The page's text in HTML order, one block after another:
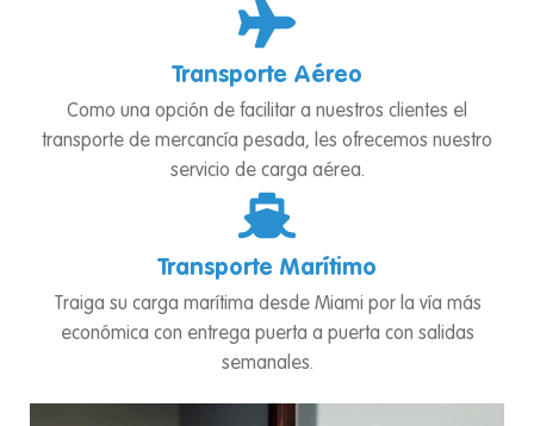
Transporte Aéreo
Como una opción de facilitar a nuestros clientes el
transporte de mercancía pesada, les ofrecemos nuestro
servicio de carga aérea.
Transporte Marítimo
Traiga su carga marítima desde Miami por la vía más
económica con entrega puerta a puerta con salidas
semanales.